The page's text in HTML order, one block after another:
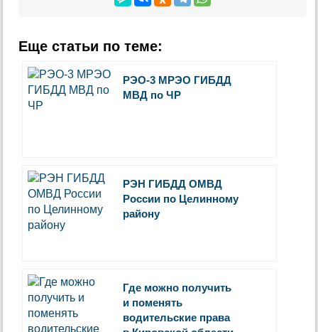
Еще статьи по теме:
РЭО-3 МРЭО ГИБДД
МВД по ЧР
РЭН ГИБДД ОМВД
России по Целинному
району
Где можно получить
и поменять
водительские права